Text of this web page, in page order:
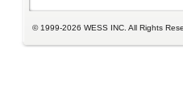
© 1999-2026 WESS INC. All Rights